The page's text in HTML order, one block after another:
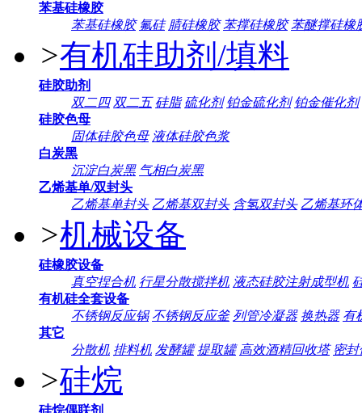
苯基硅橡胶
苯基硅橡胶 氟硅 腈硅橡胶 苯撑硅橡胶 苯醚撑硅橡
>有机硅助剂/填料
硅胶助剂
双二四 双二五 硅脂 硫化剂 铂金硫化剂 铂金催化剂
硅胶色母
固体硅胶色母 液体硅胶色浆
白炭黑
沉淀白炭黑 气相白炭黑
乙烯基单/双封头
乙烯基单封头 乙烯基双封头 含氢双封头 乙烯基环
>机械设备
硅橡胶设备
真空捏合机 行星分散搅拌机 液态硅胶注射成型机
有机硅全套设备
不锈钢反应锅 不锈钢反应釜 列管冷凝器 换热器 有
其它
分散机 排料机 发酵罐 提取罐 高效酒精回收塔 密封
>硅烷